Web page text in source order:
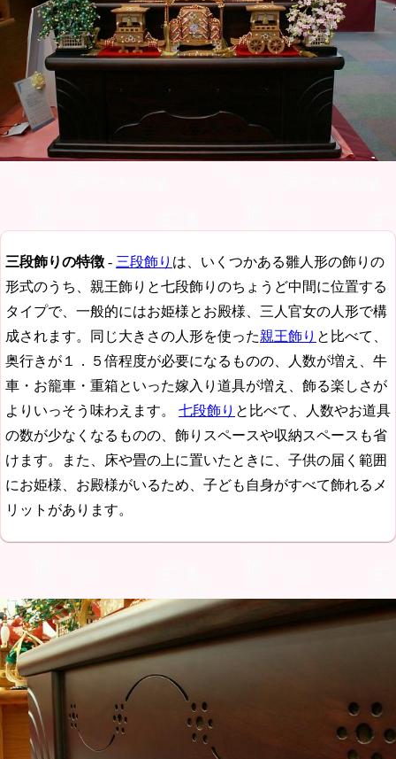
三段飾りの特徴 - 三段飾り は、いくつかある雛人形の飾りの
形式のうち、親王飾りと七段飾りのちょうど中間に位置する
タイプで、一般的にはお姫様とお殿様、三人官女の人形で構
成されます。同じ大きさの人形を使った親王飾り と比べて、
奥行きが１．５倍程度が必要になるものの、人数が増え、牛
車・お籠車・重箱といった嫁入り道具が増え、飾る楽しさが
よりいっそう味わえます。 七段飾り と比べて、人数やお道具
の数が少なくなるものの、飾りスペースや収納スペースも省
けます。また、床や畳の上に置いたときに、子供の届く範囲
にお姫様、お殿様がいるため、子ども自身がすべて飾れるメ
リットがあります。